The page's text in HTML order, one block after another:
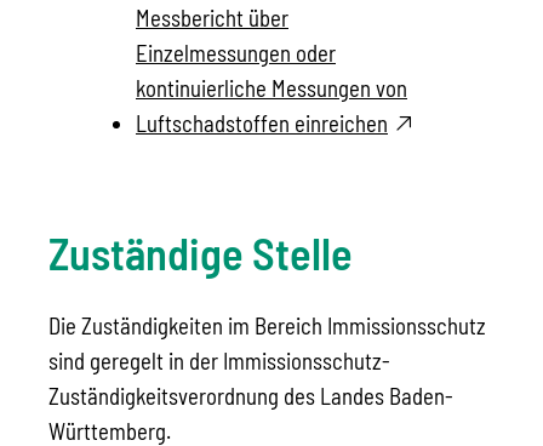
Messbericht über
Einzelmessungen oder
kontinuierliche Messungen von
Luftschadstoffen einreichen
Zuständige Stelle
Die Zuständigkeiten im Bereich Immissionsschutz
sind geregelt in der Immissionsschutz-
Zuständigkeitsverordnung des Landes Baden-
Württemberg.